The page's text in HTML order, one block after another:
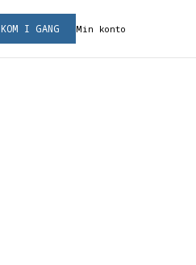
Min konto
KOM I GANG